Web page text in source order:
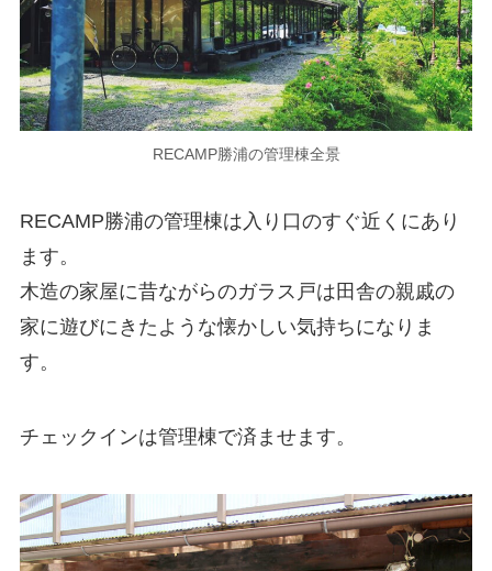
RECAMP勝浦の管理棟全景
RECAMP勝浦の管理棟は入り口のすぐ近くにあり
ます。
木造の家屋に昔ながらのガラス戸は田舎の親戚の
家に遊びにきたような懐かしい気持ちになりま
す。
チェックインは管理棟で済ませます。